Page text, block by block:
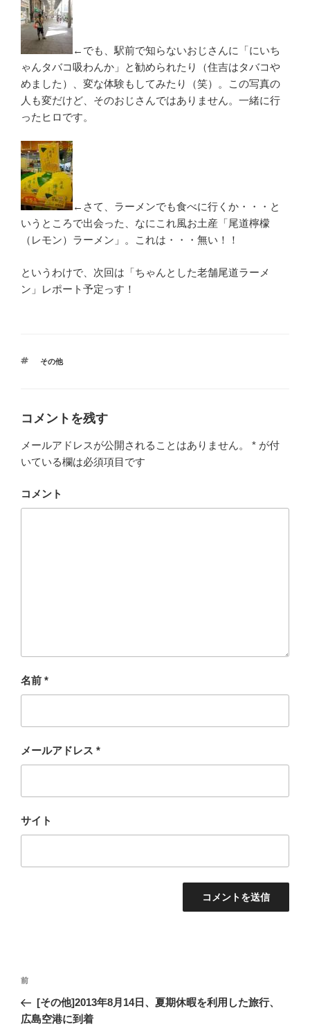
←でも、駅前で知らないおじさんに「にいち
ゃんタバコ吸わんか」と勧められたり（住吉はタバコや
めました）、変な体験もしてみたり（笑）。この写真の
人も変だけど、そのおじさんではありません。一緒に行
ったヒロです。
←さて、ラーメンでも食べに行くか・・・と
いうところで出会った、なにこれ風お土産「尾道檸檬
（レモン）ラーメン」。これは・・・無い！！
というわけで、次回は「ちゃんとした老舗尾道ラーメ
ン」レポート予定っす！
タ
その他
コメントを残す
メールアドレスが公開されることはありません。 * が付
いている欄は必須項目です
コメント
名前 *
メールアドレス *
サイト
投
ナ
過
去
の
前
[その他]2013年8月14日、夏期休暇を利用した旅行、
広島空港に到着